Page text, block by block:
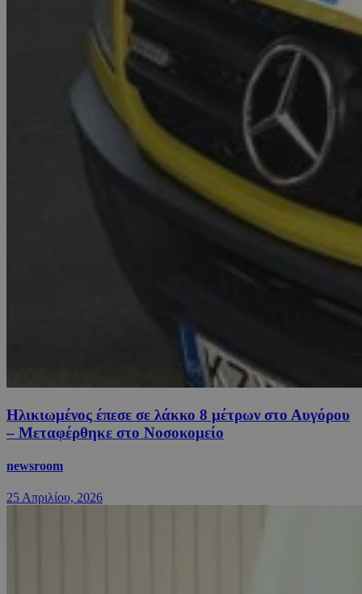
Ηλικιωμένος έπεσε σε λάκκο 8 μέτρων στο Αυγόρου
– Μεταφέρθηκε στο Νοσοκομείο
newsroom
25 Απριλίου, 2026